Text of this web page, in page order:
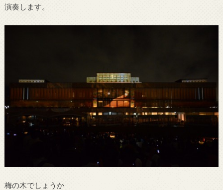
演奏します。
梅の木でしょうか